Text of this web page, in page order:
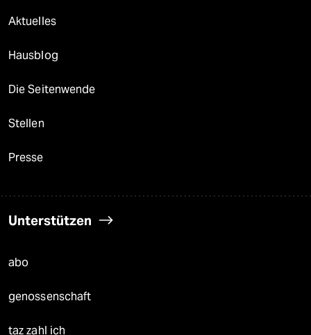
Aktuelles
Hausblog
Die Seitenwende
Stellen
Presse
Unterstützen
abo
genossenschaft
taz zahl ich